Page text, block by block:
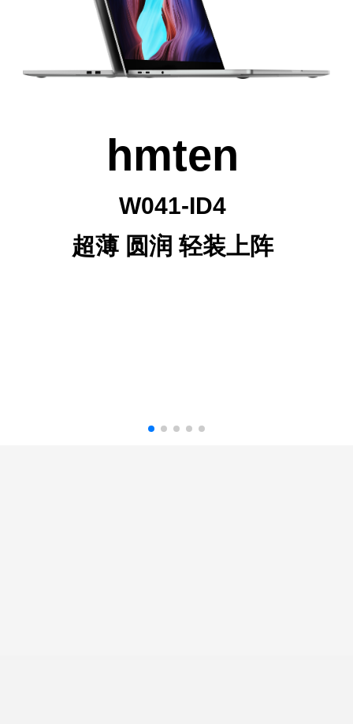
hmten
W041-ID4
超薄 圆润 轻装上阵